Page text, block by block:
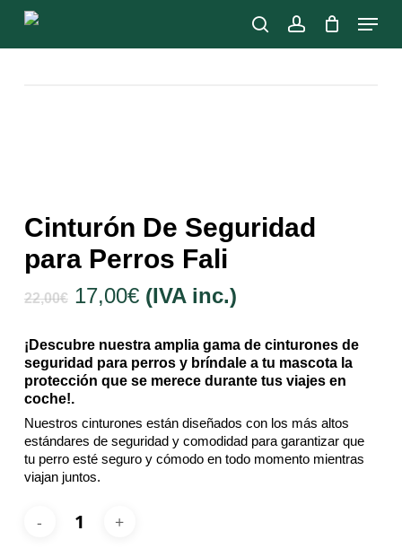
Skip
main
Menu
Cinturón De Seguridad
para Perros Fali
22,00€ El
original
era:
22,00€.
17,00€El
precio
actual
es:
17,00€.
(IVA inc.)
¡Descubre nuestra amplia gama de cinturones de
seguridad para perros y bríndale a tu mascota la
protección que se merece durante tus viajes en
coche!.
Nuestros cinturones están diseñados con los más altos
estándares de seguridad y comodidad para garantizar que
tu perro esté seguro y cómodo en todo momento mientras
viajan juntos.
Close